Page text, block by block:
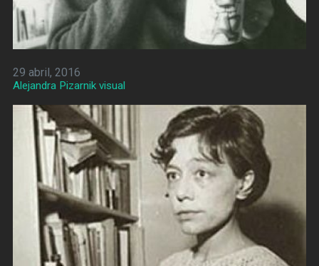
29 abril, 2016
Alejandra Pizarnik visual